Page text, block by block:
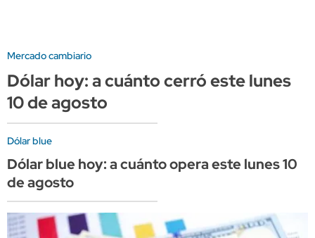
Mercado cambiario
Dólar hoy: a cuánto cerró este lunes
10 de agosto
Dólar blue
Dólar blue hoy: a cuánto opera este lunes 10
de agosto